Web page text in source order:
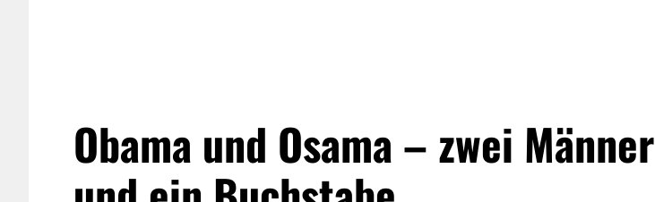
Obama und Osama – zwei Männer